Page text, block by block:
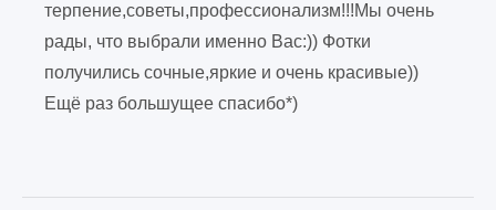
терпение,советы,профессионализм!!!Мы очень
рады, что выбрали именно Вас:)) Фотки
получились сочные,яркие и очень красивые))
Ещё раз большущее спасибо*)